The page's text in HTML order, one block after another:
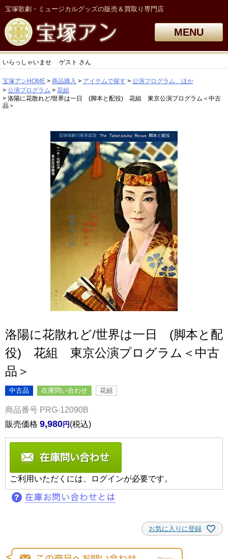
宝塚歌劇・ミュージカルグッズの販売＆買取り専門店
MENU
いらっしゃいませ ゲスト さん
宝塚アンHOME 商品購入 アイテムで探す
公演プログラム、ほか
公演プログラム
花組
洛陽に花散れど/世界は一日 (脚本と配役) 花組 東京公演プログラム＜中古
品＞
洛陽に花散れど/世界は一日 (脚本と配
役) 花組 東京公演プログラム＜中古
品＞
中古品 在庫問い合わせ 花組
商品番号 PRG-12090B
販売価格 9,980 税込
ご利用いただくには、ログインが必要です。
お気に入りに登録